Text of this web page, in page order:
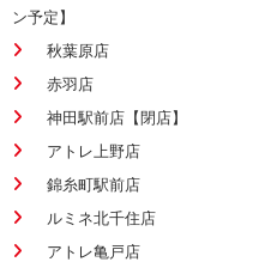
ン予定】
秋葉原店
赤羽店
神田駅前店【閉店】
アトレ上野店
錦糸町駅前店
ルミネ北千住店
アトレ亀戸店